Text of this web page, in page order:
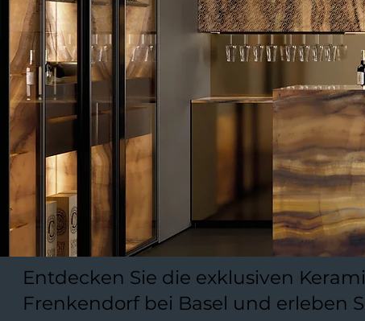
Entdecken Sie die exklusiven
Frenkendorf bei Basel und erleben